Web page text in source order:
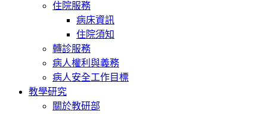
住院服務
病床資訊
住院須知
轉診服務
病人權利與義務
病人安全工作目標
教學研究
關於教研部